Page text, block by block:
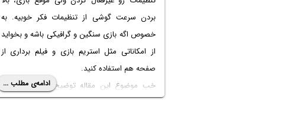
بردن سرعت گوشی از تنظیمات فکر خوبیه. به
خصوص اگه بازی سنگین و گرافیکی باشه و بخواید
از امکاناتی مثل استریم بازی و فیلم برداری از
صفحه هم استفاده کنید.
خب موضوع این مقاله توضیح روش بالا بردن
سرعت گوشی سامسونگ از تنظیماتهست. تو
ادامه‌ی مطلب ...